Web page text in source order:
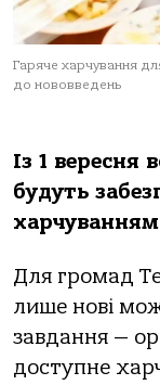
Гаряче харчування
до нововведень
Із 1 вересня
будуть
Для громад
лише нові
завдання —
доступне